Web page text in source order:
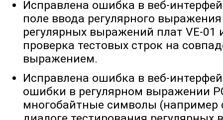
Исправлена ошибка в веб-
поле ввода регулярного
регулярных выражений плат VE-01
проверка тестовых строк на
выражением.
Исправлена ошибка в веб-
ошибки в регулярном выражении
многобайтные символы